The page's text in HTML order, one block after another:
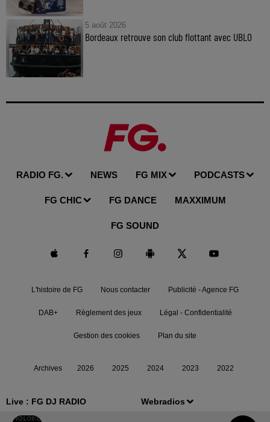
Live : FG DJ RADIO Webradios
5 août 2026
Bordeaux retrouve son club flottant avec UBLO
RADIO FG. NEWS FG MIX PODCASTS
FG CHIC FG DANCE MAXXIMUM
FG SOUND
L'histoire de FG Nous contacter Publicité - Agence FG
DAB+ Règlement des jeux Légal - Confidentialité
Gestion des cookies Plan du site
Archives 2026 2025 2024 2023 2022